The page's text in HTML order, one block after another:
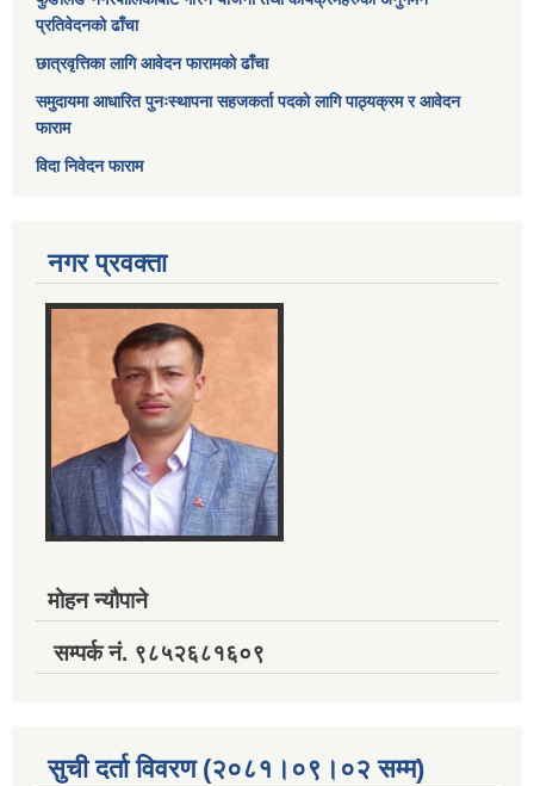
प्रतिवेदनको ढाँचा
छात्रवृत्तिका लागि आवेदन फारामको ढाँचा
समुदायमा आधारित पुनःस्थापना सहजकर्ता पदको लागि पाठ्यक्रम र आवेदन
फाराम
विदा निवेदन फाराम
नगर प्रवक्ता
मोहन न्यौपाने
सम्पर्क नं. ९८५२६८१६०९
सुची दर्ता विवरण (२०८१।०९।०२ सम्म)